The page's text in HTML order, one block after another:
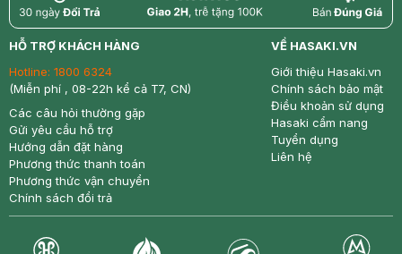
return nowfree price
HỖ TRỢ KHÁCH HÀNG
Hotline: 1800 6324
(Miễn phí , 08-22h kể cả T7, CN)
Các câu hỏi thường gặp
Gửi yêu cầu hỗ trợ
Hướng dẫn đặt hàng
Phương thức thanh toán
Phương thức vận chuyển
Chính sách đổi trả
VỀ HASAKI.VN
Giới thiệu Hasaki.vn
Chính sách bảo mật
Điều khoản sử dụng
Hasaki cẩm nang
Tuyển dụng
Liên hệ